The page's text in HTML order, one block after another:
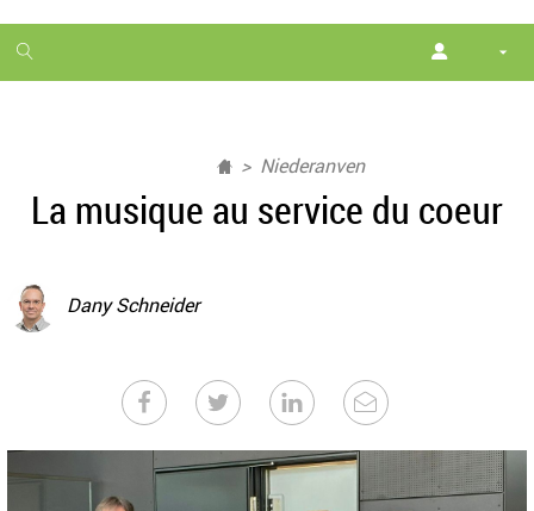
1
month
Niederanven
La musique au service du coeur
Dany Schneider